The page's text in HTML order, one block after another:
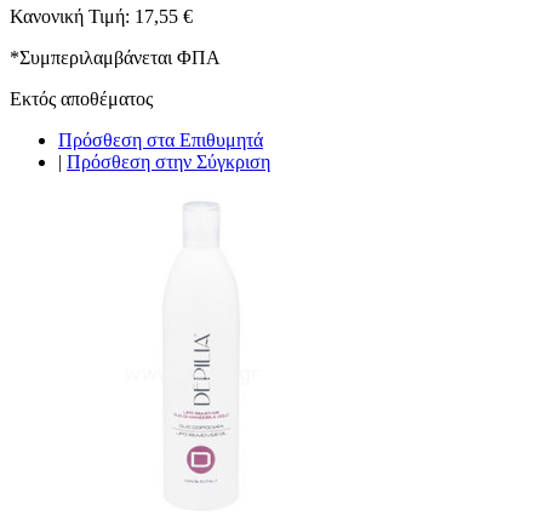
Κανονική Τιμή: 17,55 €
*Συμπεριλαμβάνεται ΦΠΑ
Εκτός αποθέματος
Πρόσθεση στα Επιθυμητά
| Πρόσθεση στην Σύγκριση